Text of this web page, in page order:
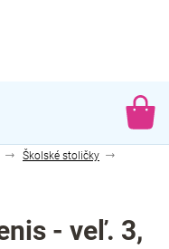
Školské stoličky
- veľ. 3,